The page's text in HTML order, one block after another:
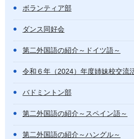
ボランティア部
ダンス同好会
第二外国語の紹介～ドイツ語～
令和６年（2024）年度姉妹校交流
バドミントン部
第二外国語の紹介～スペイン語～
第二外国語の紹介～ハングル～